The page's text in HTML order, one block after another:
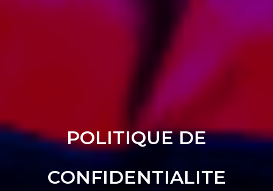
POLITIQUE DE
CONFIDENTIALITE